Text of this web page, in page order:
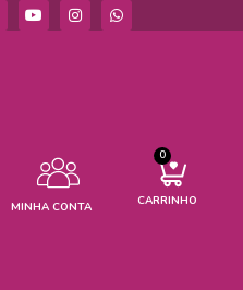
MINHA CONTA
0
CARRINHO